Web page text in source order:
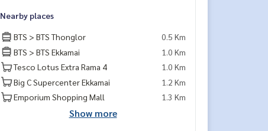
Nearby places
BTS > BTS Thonglor
0.5 Km
BTS > BTS Ekkamai
1.0 Km
Tesco Lotus Extra Rama 4
1.0 Km
Big C Supercenter Ekkamai
1.2 Km
Emporium Shopping Mall
1.3 Km
Show more